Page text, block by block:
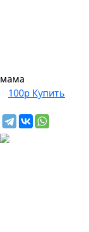
мама
100р Купить